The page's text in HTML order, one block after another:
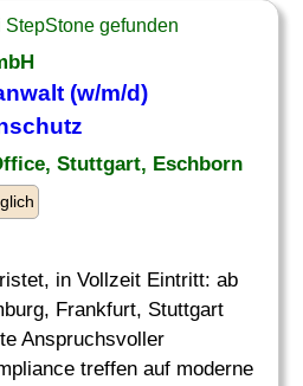
StepStone gefunden
(w/m/d)
Stuttgart, Eschborn
in Vollzeit Eintritt: ab
Frankfurt, Stuttgart
Anspruchsvoller
treffen auf moderne